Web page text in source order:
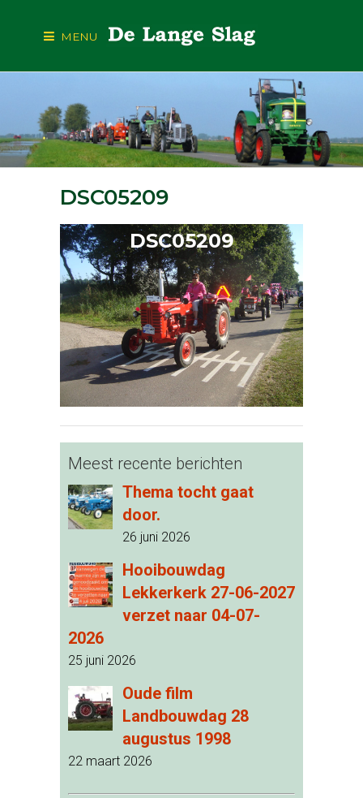
MENU
DSC05209
DSC05209
Meest recente berichten
Thema tocht gaat
door.
26 juni 2026
Hooibouwdag
Lekkerkerk 27-06-2027
verzet naar 04-07-
2026
25 juni 2026
Oude film
Landbouwdag 28
augustus 1998
22 maart 2026